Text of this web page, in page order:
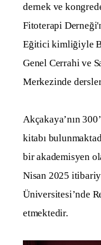
dernek ve
Fitoterapi
Eğitici kimliğiyle
Genel Cerrahi ve
Merkezinde
Akçakaya’nın
kitabı
bir akademisyen
Nisan 2025
Üniversitesi’nde
etmektedir.